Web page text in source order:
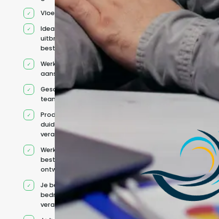
Vloeiend Engels
Ideaal voor het
uitbreiden van
bestaande capaciteit
Werkt onder jouw
aansturing
Geschikt voor hybride
teams
Productcontext en
duidelijke
verantwoordelijkheden
Werkt binnen jouw
bestaande
ontwikkelteam
Je behoudt jouw
bedrijfs- en IT-
verantwoordelijkheden